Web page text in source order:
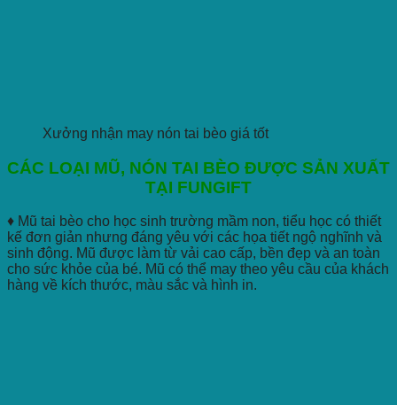
Xưởng nhận may nón tai bèo giá tốt
CÁC LOẠI MŨ, NÓN TAI BÈO ĐƯỢC SẢN XUẤT
TẠI FUNGIFT
♦ Mũ tai bèo cho học sinh trường mầm non, tiểu học có thiết
kế đơn giản nhưng đáng yêu với các họa tiết ngộ nghĩnh và
sinh động. Mũ được làm từ vải cao cấp, bền đẹp và an toàn
cho sức khỏe của bé. Mũ có thể may theo yêu cầu của khách
hàng về kích thước, màu sắc và hình in.